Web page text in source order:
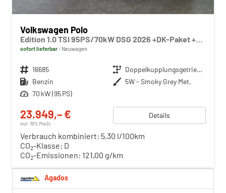
Volkswagen Polo
Edition 1.0 TSI 95PS/70kW DSG 2026 +DK-Paket +RFK +Getönte Heckscheiben +TravelAssist +LED
sofort lieferbar Neuwagen
Fahrzeugnr. 16685 Getriebe
Doppelkupplungsgetriebe (DSG)
Kraftstoff Benzin Außenfarbe 5W - Smoky Grey Met.
Leistung 70 kW (95 PS)
23.949,– €
incl. 19% MwSt.
Details
Verbrauch kombiniert: 5,30 l/100km
CO2-Klasse: D
CO2-Emissionen: 121,00 g/km
Agados